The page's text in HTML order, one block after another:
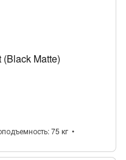
Matte)
75 кг